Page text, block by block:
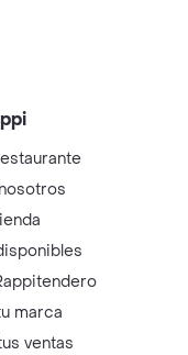
marca
ventas